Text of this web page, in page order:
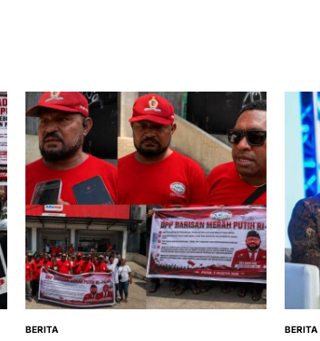
POSTED
BERITA
POSTED
BERITA